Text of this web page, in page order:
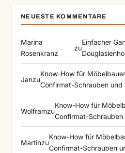
NEUESTE KOMMENTARE
Marina
Rosenkranz
zu
Einfacher
Janzu
Know-How für
Confirmat-Schrauben und
Wolframzu
Know-How für
Confirmat-
Martinzu
Know-How für
Confirmat-Schrauben